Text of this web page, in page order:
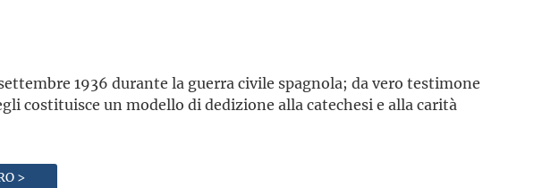
1936 durante la guerra civile spagnola; da vero testimone
costituisce un modello di dedizione alla catechesi e alla carità
>